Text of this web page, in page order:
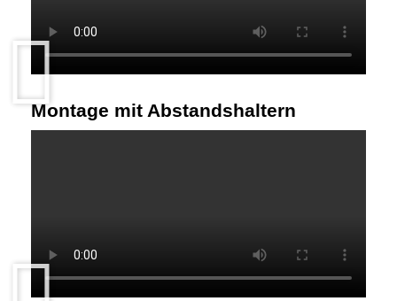
Montage mit Abstandshaltern